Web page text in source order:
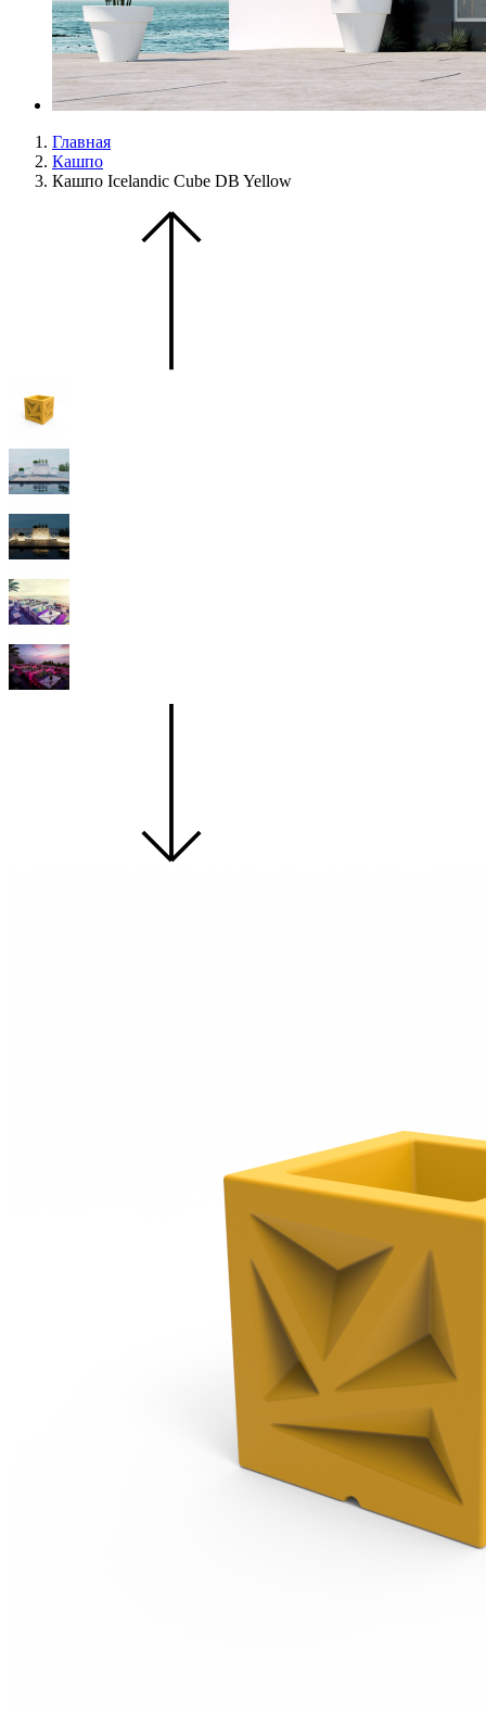
Главная
Кашпо
Кашпо Icelandic Cube DB Yellow